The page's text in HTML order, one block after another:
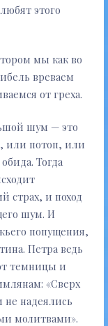
этого
мы как во
вреваем
от греха.
шум — это
или потоп, или
Тогда
страх, и поход
шум. И
попущения,
Петра ведь
темницы и
«Сверх
надеялись
молитвами».